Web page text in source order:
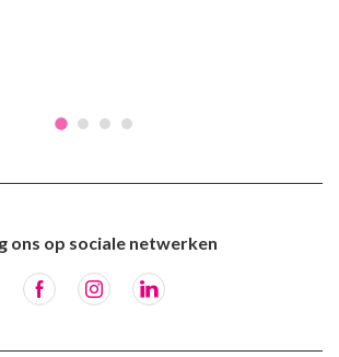
ons op sociale netwerken